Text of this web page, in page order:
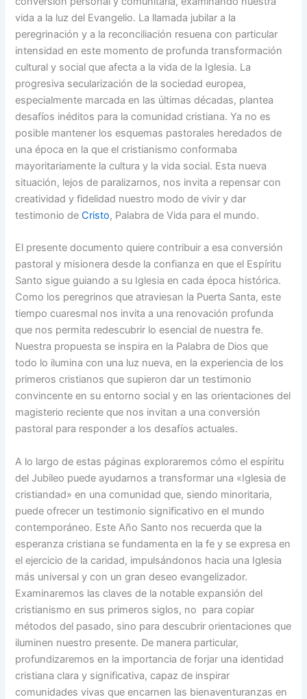
vida a la luz del Evangelio. La llamada jubilar a la
peregrinación y a la reconciliación resuena con particular
intensidad en este momento de profunda transformación
cultural y social que afecta a la vida de la Iglesia. La
progresiva secularización de la sociedad europea,
especialmente marcada en las últimas décadas, plantea
desafíos inéditos para la comunidad cristiana. Ya no es
posible mantener los esquemas pastorales heredados de
una época en la que el cristianismo conformaba
mayoritariamente la cultura y la vida social. Esta nueva
situación, lejos de paralizarnos, nos invita a repensar con
creatividad y fidelidad nuestro modo de vivir y dar
testimonio deCristo, Palabra de Vida para el mundo.
El presente documento quiere contribuir a esa conversión
pastoral y misionera desde la confianza en que el Espíritu
Santo sigue guiando a su Iglesia en cada época histórica.
Como los peregrinos que atraviesan la Puerta Santa, este
tiempo cuaresmal nos invita a una renovación profunda
que nos permita redescubrir lo esencial de nuestra fe.
Nuestra propuesta se inspira en la Palabra de Dios que
todo lo ilumina con una luz nueva, en la experiencia de los
primeros cristianos que supieron dar un testimonio
convincente en su entorno social y en las orientaciones del
magisterio reciente que nos invitan a una conversión
pastoral para responder a los desafíos actuales.
A lo largo de estas páginas exploraremos cómo el espíritu
del Jubileo puede ayudarnos a transformar una «Iglesia de
cristiandad» en una comunidad que, siendo minoritaria,
puede ofrecer un testimonio significativo en el mundo
contemporáneo. Este Año Santo nos recuerda que la
esperanza cristiana se fundamenta en la fe y se expresa en
el ejercicio de la caridad, impulsándonos hacia una Iglesia
más universal y con un gran deseo evangelizador.
Examinaremos las claves de la notable expansión del
cristianismo en sus primeros siglos, no para copiar
métodos del pasado, sino para descubrir orientaciones que
iluminen nuestro presente. De manera particular,
profundizaremos en la importancia de forjar una identidad
cristiana clara y significativa, capaz de inspirar
comunidades vivas que encarnen las bienaventuranzas en